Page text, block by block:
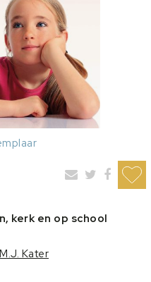
kerk en op school
Kater